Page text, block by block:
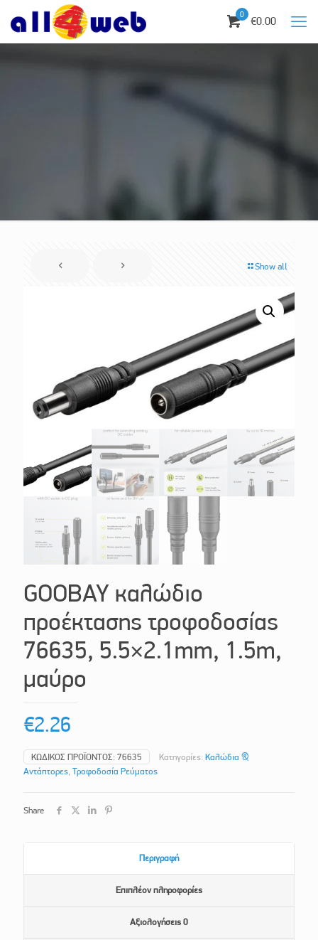
0 €0.00
Show all
GOOBAY καλώδιο
προέκτασης τροφοδοσίας
76635, 5.5×2.1mm, 1.5m,
μαύρο
€2.26
ΚΩΔΙΚΌΣ ΠΡΟΪΌΝΤΟΣ: 76635 Κατηγορίες: Καλώδια &
Αντάπτορες Τροφοδοσία Ρεύματος
Share
Περιγραφή
Επιπλέον πληροφορίες
Αξιολογήσεις 0